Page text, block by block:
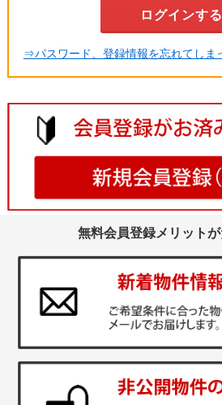
⇒パスワード、登録情報を忘れてしま
無料会員登録メリットが